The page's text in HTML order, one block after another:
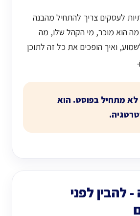
לעסקים צריך להתחיל מהבנה
הוא מוכר, מי הקהל שלו, מה
ואיך הופכים את כל זה לתוכן
לא מתחיל בפוסט. הוא
להבין לפני